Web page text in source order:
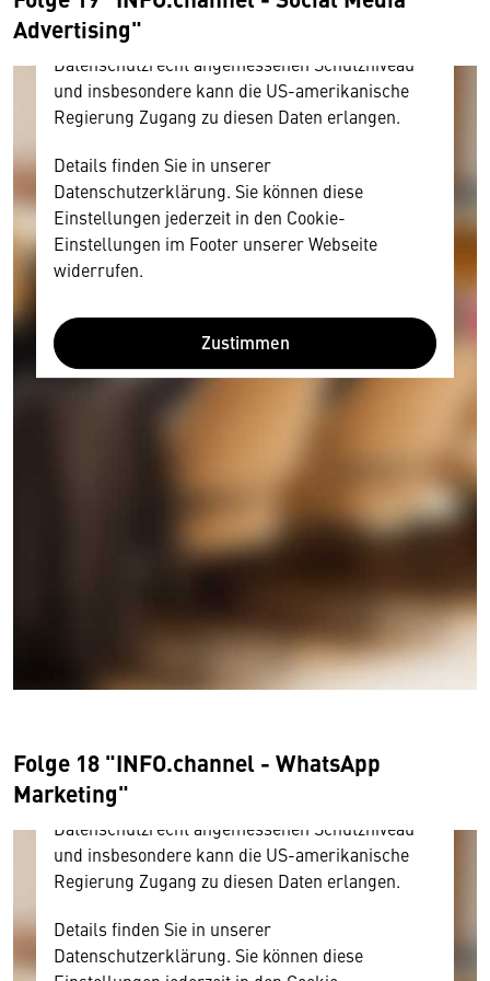
Advertising"
amerikanischen Anbietern austauscht.
Diese Daten unterliegen keinem dem EU-
Datenschutzrecht angemessenen Schutzniveau
und insbesondere kann die US-amerikanische
Regierung Zugang zu diesen Daten erlangen.
Details finden Sie in unserer
Datenschutzerklärung. Sie können diese
Einstellungen jederzeit in den Cookie-
Einstellungen im Footer unserer Webseite
widerrufen.
Zustimmen
Folge 18 "INFO.channel - WhatsApp
Marketing"
Wir benötigen Ihre Zustimmung
Hier würden wir Ihnen gerne einen externen
Inhalt anzeigen. Dafür benötigen wir allerdings
Ihre Zustimmung, da Ihr Browser
und Nutzerverhalten mitunter mit US-
amerikanischen Anbietern austauscht.
Diese Daten unterliegen keinem dem EU-
Datenschutzrecht angemessenen Schutzniveau
und insbesondere kann die US-amerikanische
Regierung Zugang zu diesen Daten erlangen.
Details finden Sie in unserer
Datenschutzerklärung. Sie können diese